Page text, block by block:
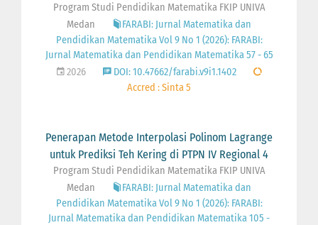
Program Studi Pendidikan Matematika FKIP UNIVA
Medan
FARABI: Jurnal Matematika dan
Pendidikan Matematika Vol 9 No 1 (2026): FARABI:
Jurnal Matematika dan Pendidikan Matematika 57 - 65
2026
DOI: 10.47662/farabi.v9i1.1402
Accred : Sinta 5
Penerapan Metode Interpolasi Polinom Lagrange
untuk Prediksi Teh Kering di PTPN IV Regional 4
Program Studi Pendidikan Matematika FKIP UNIVA
Medan
FARABI: Jurnal Matematika dan
Pendidikan Matematika Vol 9 No 1 (2026): FARABI:
Jurnal Matematika dan Pendidikan Matematika 105 -